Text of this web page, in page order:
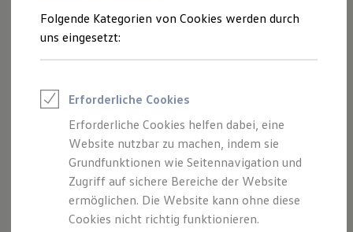
Saisonangebote
Reifenpakete
Leasing
Leasing-Angebote
Elektroauto Leasing
Kleinwagen-Leasing
Leasing ohne Anzahlung
Finanzierung
Autokredit mit Schlussrate
Versicherungen und Garantien
Kfz-Versicherung
Restschuldversicherungen
Garantien
Ihre
Schritte
Probefahrt vereinbaren
Folgende Kategorien von Cookies werden durch
uns eingesetzt:
Erforderliche Cookies
Erforderliche Cookies helfen dabei, eine
Website nutzbar zu machen, indem sie
Grundfunktionen wie Seitennavigation und
Zugriff auf sichere Bereiche der Website
ermöglichen. Die Website kann ohne diese
Cookies nicht richtig funktionieren.